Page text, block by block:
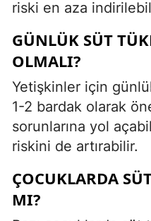
riski en aza
GÜNLÜK SÜT
OLMALI?
Yetişkinler için
1-2 bardak olarak
sorunlarına yol
riskini de artırabilir.
ÇOCUKLARDA
MI?